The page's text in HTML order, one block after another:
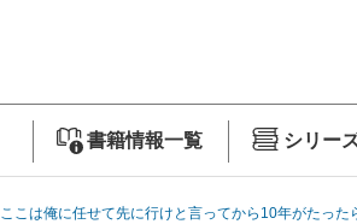
書籍情報一覧 シリー
ここは俺に任せて先に行けと言ってから10年がたった